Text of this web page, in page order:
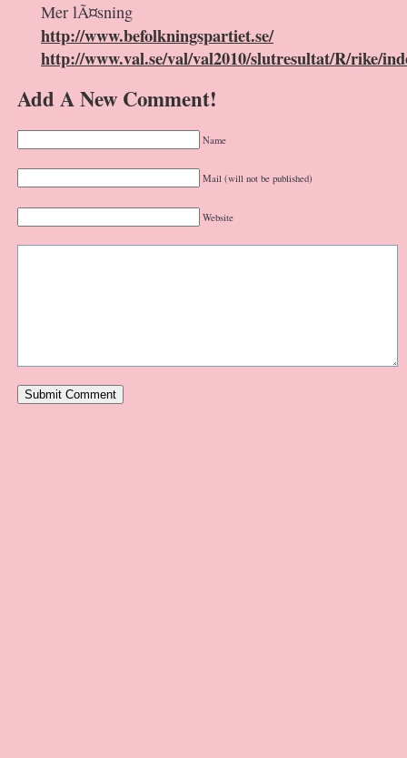
Mer lÃ¤sning
http://www.befolkningspartiet.se/
http://www.val.se/val/val2010/slutresultat/R/rike/
Add A New Comment!
Name
Mail (will not be published)
Website